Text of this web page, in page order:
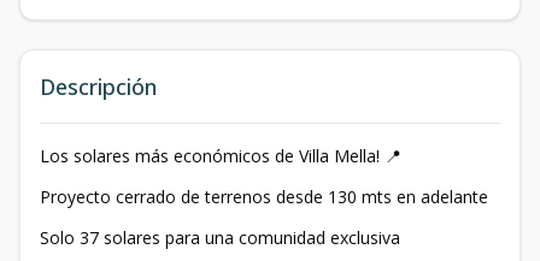
Descripción
Los solares más económicos de Villa Mella! 📍
Proyecto cerrado de terrenos desde 130 mts en adelante
Solo 37 solares para una comunidad exclusiva